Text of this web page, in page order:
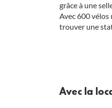
grâce à une
Avec 600
trouver une
Avec la